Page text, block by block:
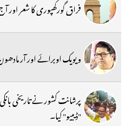
فراق گورکھپوری کا شعر اور
ویویک اوبرائے اور آر
پرشانت کشور نے تاریخی
''ڈیبیو'' کیا۔